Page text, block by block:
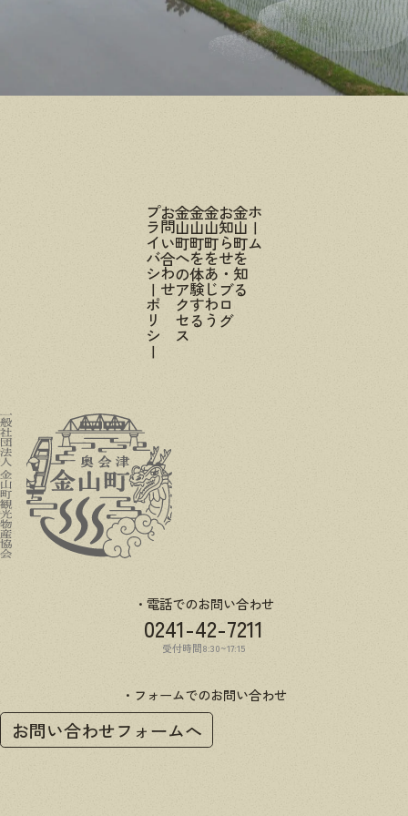
ホーム
金山町を知る
お知らせ・ブログ
金山町をあじわう
金山町を体験する
金山町へのアクセス
お問い合わせ
プライバシーポリシー
電話でのお問い合わせ
0241-42-7211
受付時間8:30~17:15
フォームでのお問い合わせ
お問い合わせフォームへ